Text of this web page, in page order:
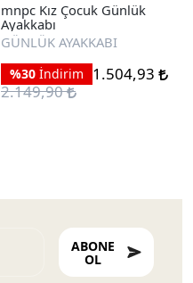
mnpc Kız Çocuk Günlük
Ayakkabı
GÜNLÜK AYAKKABI
%30 İndirim
1.504,93
2.149,90
ABONE
OL